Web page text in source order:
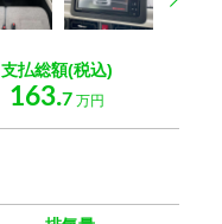
支払総額(税込)
163.7万円